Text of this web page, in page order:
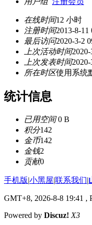
在线时间12 小时
注册时间2013-8-11
最后访问2020-3-2
上次活动时间2020-
上次发表时间2020-
所在时区使用系统
统计信息
已用空间0 B
积分142
金币142
金钱2
贡献0
手机版|小黑屋|联系我们|
GMT+8, 2026-8-8 19:41 ,
Powered by Discuz! X3